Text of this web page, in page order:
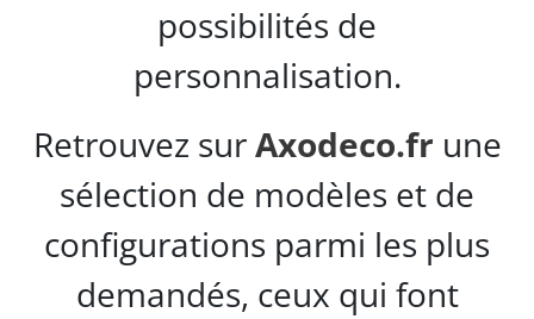
possibilités de
personnalisation.
Retrouvez surAxodeco.fr une
sélection de modèles et de
configurations parmi les plus
demandés, ceux qui font